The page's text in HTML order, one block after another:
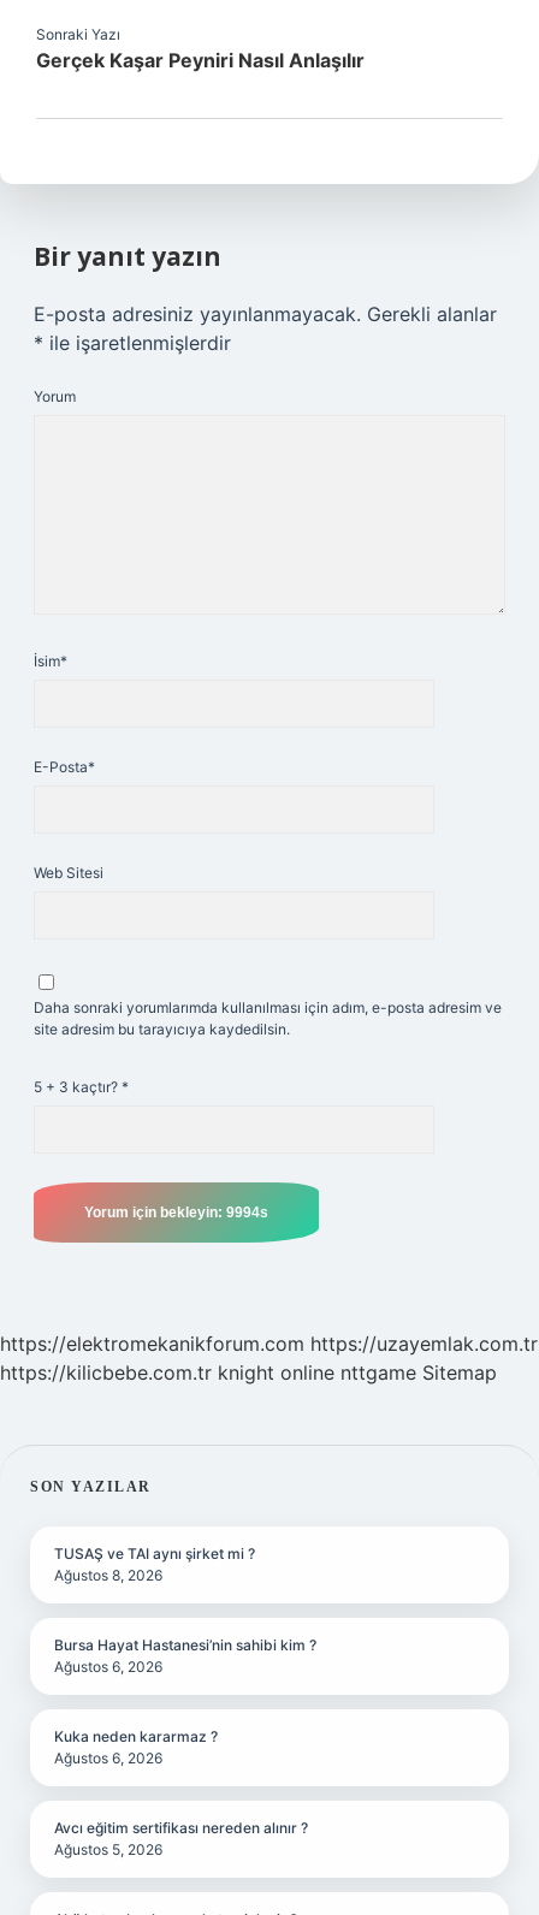
Sonraki Yazı
Gerçek Kaşar Peyniri Nasıl Anlaşılır
Bir yanıt yazın
E-posta adresiniz yayınlanmayacak. Gerekli alanlar
* ile işaretlenmişlerdir
Yorum
İsim*
E-Posta*
Web Sitesi
Daha sonraki yorumlarımda kullanılması için adım, e-posta adresim ve
site adresim bu tarayıcıya kaydedilsin.
5 + 3 kaçtır? *
https://elektromekanikforum.com https://uzayemlak.com.tr
https://kilicbebe.com.tr knight online nttgame Sitemap
SIDEBAR
SON YAZILAR
TUSAŞ ve TAI aynı şirket mi ?
Ağustos 8, 2026
Bursa Hayat Hastanesi’nin sahibi kim ?
Ağustos 6, 2026
Kuka neden kararmaz ?
Ağustos 6, 2026
Avcı eğitim sertifikası nereden alınır ?
Ağustos 5, 2026